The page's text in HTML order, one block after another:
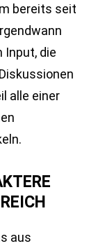
bereits seit
Input, die
alle einer
aus